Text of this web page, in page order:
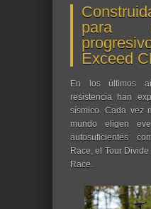
para
Exceed
En los últimos
resistencia han
sísmico. Cada vez
mundo eligen
autosuficientes
Race, el Tour
Race.